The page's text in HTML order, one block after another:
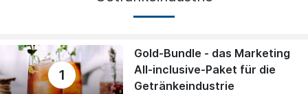
1
Gold-Bundle - das Marketing
All-inclusive-Paket für die
Getränkeindustrie